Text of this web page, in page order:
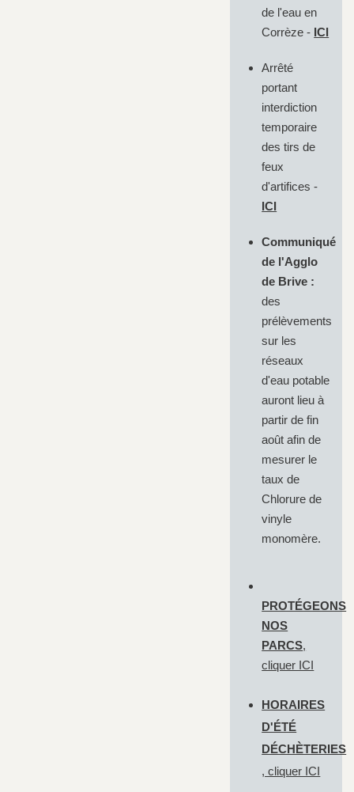
de l'eau en
Corrèze - ICI
Arrêté
portant
interdiction
temporaire
des tirs de
feux
d'artifices -
ICI
Communiqué
de l'Agglo
de Brive :
des
prélèvements
sur les
réseaux
d'eau potable
auront lieu à
partir de fin
août afin de
mesurer le
taux de
Chlorure de
vinyle
monomère.
PROTÉGEONS
NOS
PARCS,
cliquer ICI
HORAIRES
D'ÉTÉ
DÉCHÈTERIES
, cliquer ICI